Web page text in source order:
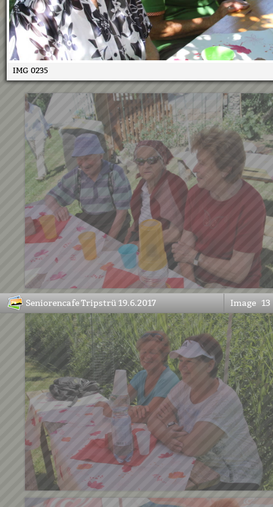
Seniorencafe Tripstrü
26.06.2017
IMG 0235
Seniorencafe Tripstrü 19.6.2017 Image 13